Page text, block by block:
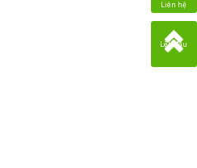
Liên hệ
Lên đầu